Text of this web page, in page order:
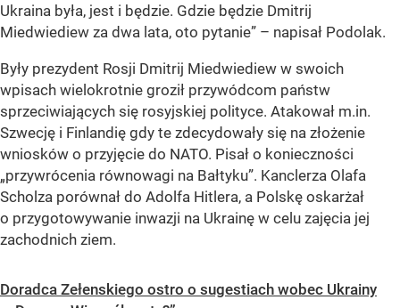
Ukraina była, jest i będzie. Gdzie będzie Dmitrij
Miedwiediew za dwa lata, oto pytanie” – napisał Podolak.
Były prezydent Rosji Dmitrij Miedwiediew w swoich
wpisach wielokrotnie groził przywódcom państw
sprzeciwiających się rosyjskiej polityce. Atakował m.in.
Szwecję i Finlandię gdy te zdecydowały się na złożenie
wniosków o przyjęcie do NATO. Pisał o konieczności
„przywrócenia równowagi na Bałtyku”. Kanclerza Olafa
Scholza porównał do Adolfa Hitlera, a Polskę oskarżał
o przygotowywanie inwazji na Ukrainę w celu zajęcia jej
zachodnich ziem.
Doradca Zełenskiego ostro o sugestiach wobec Ukrainy